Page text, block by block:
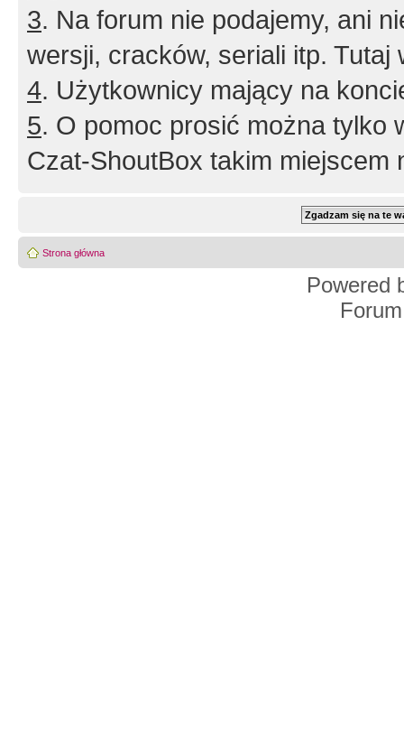
3. Na forum nie podajemy, ani
wersji, cracków, seriali itp. Tutaj
4. Użytkownicy mający na
5. O pomoc prosić można tylko
Czat-ShoutBox takim miejscem
Strona główna
Powered